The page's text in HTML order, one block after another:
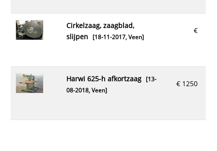
€
cirkelzaag, zaagblad,
slijpen [18-11-2017, Veen]
€ 1250
harwi 625-h afkortzaag[13-
08-2018, Veen]